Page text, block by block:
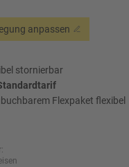
anpassen
stornierbar
Flexpaket flexibel